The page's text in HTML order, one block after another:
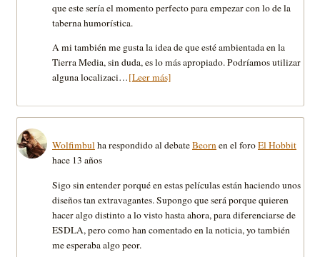
que este sería el momento perfecto para empezar con lo de la
taberna humorística.
A mi también me gusta la idea de que esté ambientada en la
Tierra Media, sin duda, es lo más apropiado. Podríamos utilizar
alguna localizaci…[Leer más]
Wolfimbulha respondido al debateBeornen el foroEl Hobbit
hace 13 años
Sigo sin entender porqué en estas películas están haciendo unos
diseños tan extravagantes. Supongo que será porque quieren
hacer algo distinto a lo visto hasta ahora, para diferenciarse de
ESDLA, pero como han comentado en la noticia, yo también
me esperaba algo peor.